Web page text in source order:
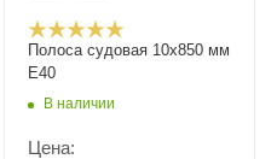
Полоса судовая 10х850 мм
E40
В наличии
Цена: